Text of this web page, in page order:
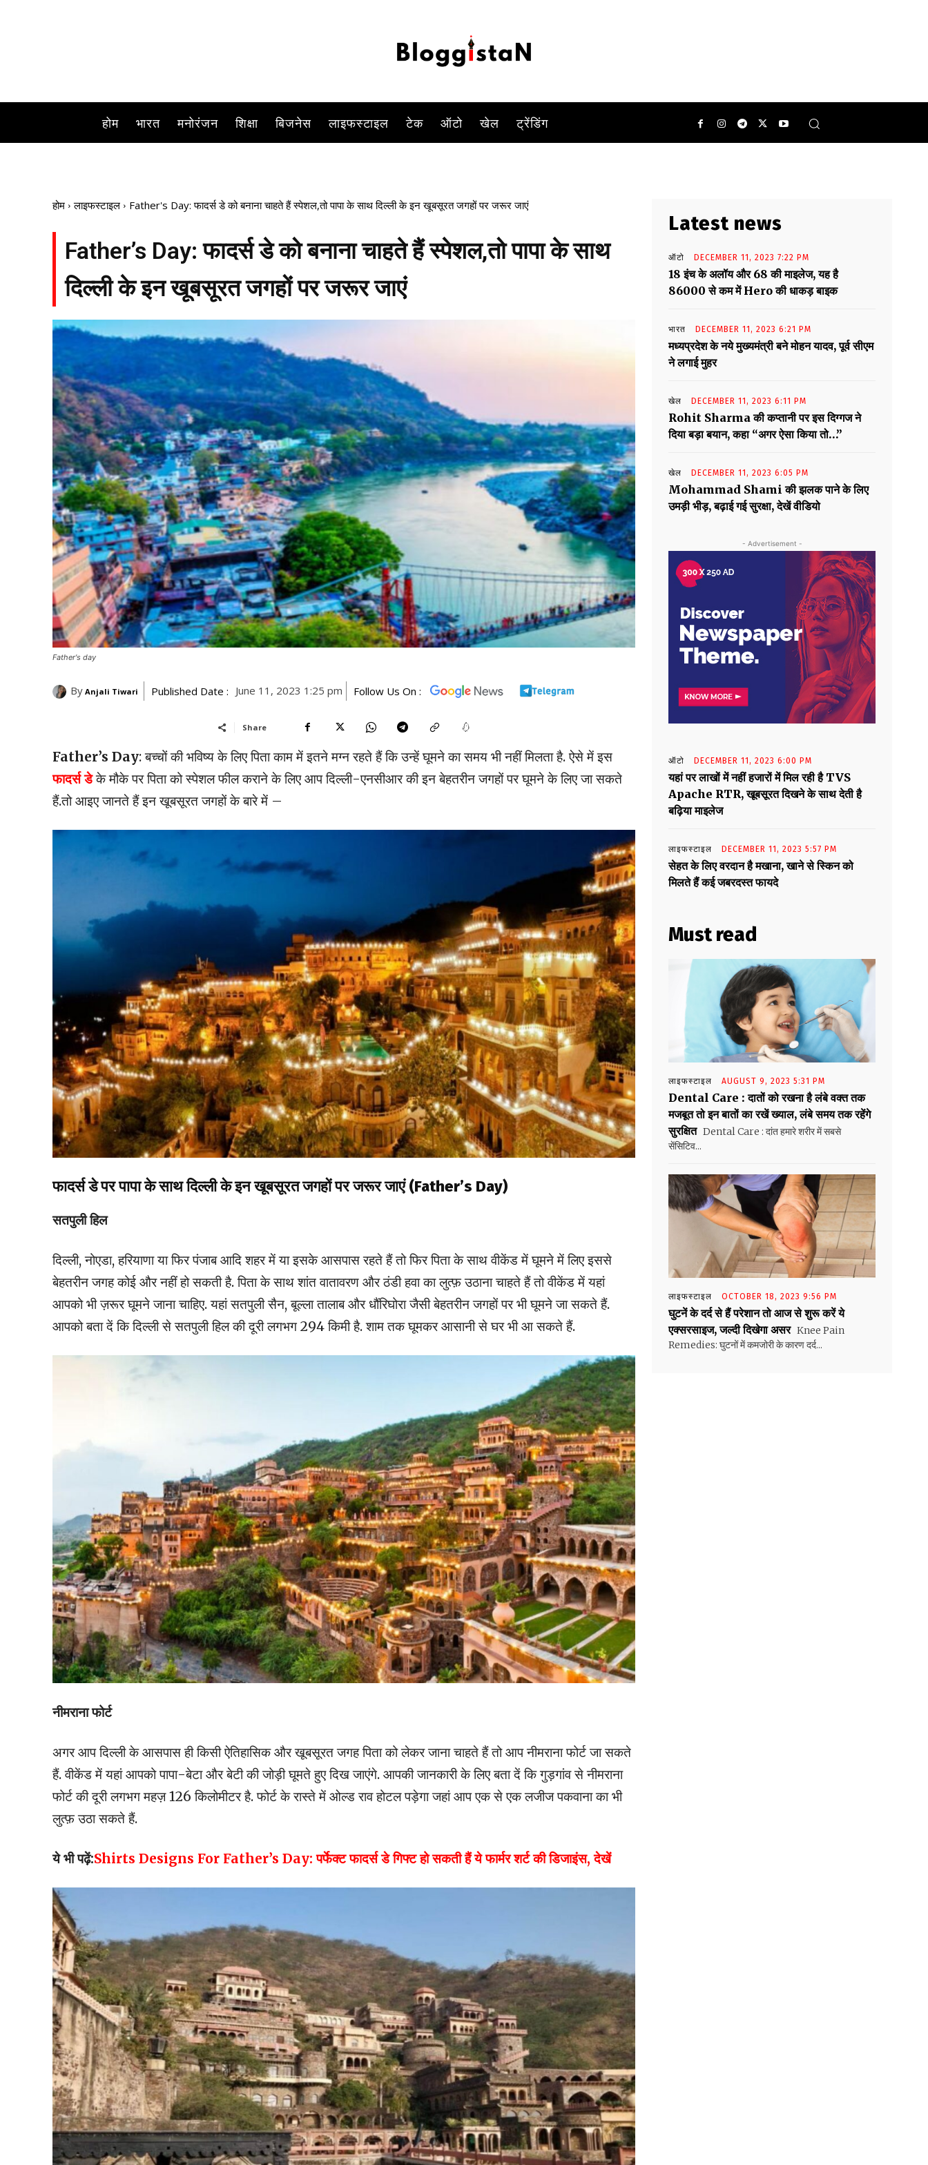
होम भारत मनोरंजन शिक्षा बिजनेस लाइफस्टाइल टेक ऑटो खेल ट्रेंडिंग
होम लाइफस्टाइल Father's Day: फादर्स डे को बनाना चाहते हैं स्पेशल,तो‌ पापा के साथ दिल्ली के इन खूबसूरत जगहों पर जरूर जाएं
Father’s Day: फादर्स डे को बनाना चाहते हैं स्पेशल,तो‌ पापा के साथ
दिल्ली के इन खूबसूरत जगहों पर जरूर जाएं
Father's day
By Anjali Tiwari Published Date : June 11, 2023 1:25 pm Follow Us On :
Share
Father’s Day: बच्चों की भविष्य के लिए पिता काम में इतने मग्न रहते हैं कि उन्हें घूमने का समय भी नहीं मिलता है. ऐसे में इस
फादर्स डेके मौके पर पिता को स्पेशल फील कराने के लिए आप दिल्ली-एनसीआर की इन बेहतरीन जगहों पर घूमने के लिए जा सकते
हैं.तो आइए जानते हैं इन खूबसूरत जगहों के बारे में –
फादर्स डे पर पापा के साथ दिल्ली के इन खूबसूरत जगहों पर जरूर जाएं (Father’s Day)
सतपुली हिल
दिल्ली, नोएडा, हरियाणा या फिर पंजाब आदि शहर में या इसके आसपास रहते हैं तो फिर पिता के साथ वीकेंड में घूमने में लिए इससे
बेहतरीन जगह कोई और नहीं हो सकती है. पिता के साथ शांत वातावरण और ठंडी हवा का लुत्फ़ उठाना चाहते हैं तो वीकेंड में यहां
आपको भी ज़रूर घूमने जाना चाहिए. यहां सतपुली सैन, बूल्ला तालाब और धौंरिघोरा जैसी बेहतरीन जगहों पर भी घूमने जा सकते हैं.
आपको बता दें कि दिल्ली से सतपुली हिल की दूरी लगभग 294 किमी है. शाम तक घूमकर आसानी से घर भी आ सकते हैं.
नीमराना फोर्ट
अगर आप दिल्ली के आसपास ही किसी ऐतिहासिक और खूबसूरत जगह पिता को लेकर जाना चाहते हैं तो आप नीमराना फोर्ट जा सकते
हैं. वीकेंड में यहां आपको पापा-बेटा और बेटी की जोड़ी घूमते हुए दिख जाएंगे. आपकी जानकारी के लिए बता दें कि गुड़गांव से नीमराना
फोर्ट की दूरी लगभग महज़ 126 किलोमीटर है. फोर्ट के रास्ते में ओल्ड राव होटल पड़ेगा जहां आप एक से एक लजीज पकवाना का भी
लुत्फ़ उठा सकते हैं.
ये भी पढ़ें:Shirts Designs For Father’s Day: पर्फेक्ट फादर्स डे गिफ्ट हो सकती हैं ये फार्मर शर्ट की डिजाइंस, देखें
Latest news
ऑटो DECEMBER 11, 2023 7:22 PM
18 इंच के अलॉय और 68 की माइलेज, यह है
86000 से कम में Hero की धाकड़ बाइक
भारत DECEMBER 11, 2023 6:21 PM
मध्यप्रदेश के नये मुख्यमंत्री बने मोहन यादव, पूर्व सीएम
ने लगाई मुहर
खेल DECEMBER 11, 2023 6:11 PM
Rohit Sharma की कप्तानी पर इस दिग्गज ने
दिया बड़ा बयान, कहा “अगर ऐसा किया तो…”
खेल DECEMBER 11, 2023 6:05 PM
Mohammad Shami की झलक पाने के लिए
उमड़ी भीड़, बढ़ाई गई सुरक्षा, देखें वीडियो
- Advertisement -
ऑटो DECEMBER 11, 2023 6:00 PM
यहां पर लाखों में नहीं हजारों में मिल रही है TVS
Apache RTR, खूबसूरत दिखने के साथ देती है
बढ़िया माइलेज
लाइफस्टाइल DECEMBER 11, 2023 5:57 PM
सेहत के लिए वरदान है मखाना, खाने से स्किन को
मिलते हैं कई जबरदस्त फायदे
Must read
लाइफस्टाइल AUGUST 9, 2023 5:31 PM
Dental Care : दातों को रखना है लंबे वक्त तक
मजबूत तो इन बातों का रखें ख्याल, लंबे समय तक रहेंगे
सुरक्षित Dental Care : दांत हमारे शरीर में सबसे
सेंसिटिव...
लाइफस्टाइल OCTOBER 18, 2023 9:56 PM
घुटनें के दर्द से हैं परेशान तो आज से शुरू करें ये
एक्सरसाइज, जल्दी दिखेगा असर Knee Pain
Remedies: घुटनों में कमजोरी के कारण दर्द...